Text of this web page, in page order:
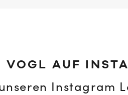
VOGL AUF
Instagram